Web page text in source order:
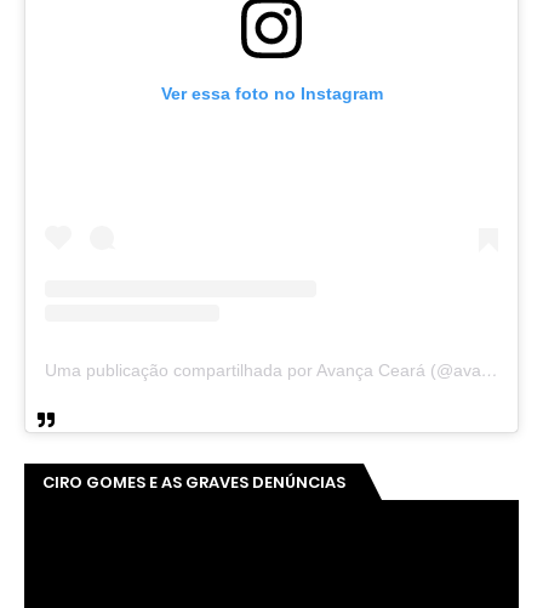
Ver essa foto no Instagram
Uma publicação compartilhada por Avança Ceará (@avancaceara)
CIRO GOMES E AS GRAVES DENÚNCIAS